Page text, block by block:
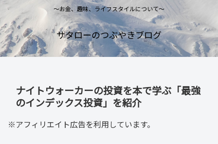
～お金、趣味、ライフスタイルについて～
サタローのつぶやきブログ
ナイトウォーカーの投資を本で学ぶ「最強
のインデックス投資」を紹介
※アフィリエイト広告を利用しています。